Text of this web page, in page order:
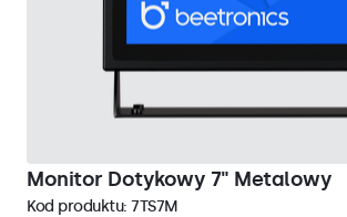
Monitor Dotykowy 7" Metalowy
Kod produktu: 7TS7M